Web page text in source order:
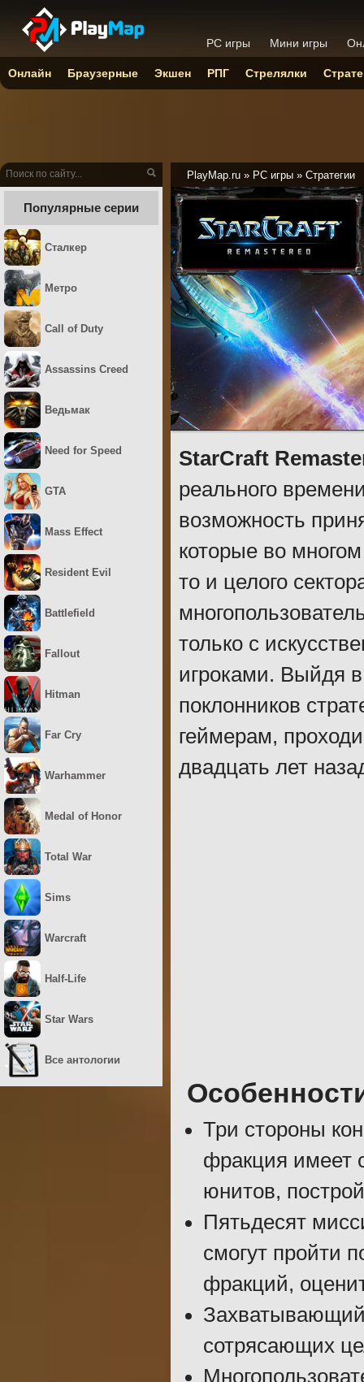
PlayMap.ru » PC игры » Стратегии
StarCraft
реального
возможность
которые во
то и целого
только с
игроками. Выйдя
поклонников
геймерам,
двадцать лет
Три стороны
фракция имеет
юнитов,
Пятьдесят
смогут пройти
фракций,
сотрясающих
Популярные серии
Сталкер
Метро
Call of Duty
Assassins Creed
Ведьмак
Need for Speed
GTA
Mass Effect
Resident Evil
Battlefield
Fallout
Hitman
Far Cry
Warhammer
Medal of Honor
Total War
Sims
Warcraft
Half-Life
Star Wars
Все антологии
PC игры Мини игры
Онлайн Браузерные Экшен РПГ Стрелялки